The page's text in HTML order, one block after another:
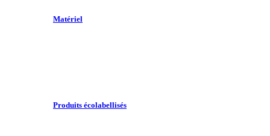
Matériel
Produits écolabellisés